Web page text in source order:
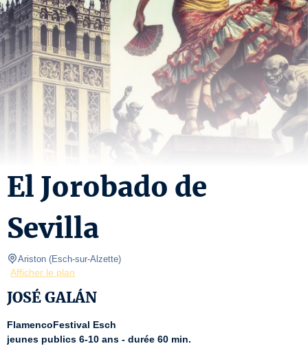
El Jorobado de
Sevilla
Ariston (Esch-sur-Alzette)
Afficher le plan
JOSÉ GALÁN
FlamencoFestival Esch
jeunes publics 6-10 ans - durée 60 min.